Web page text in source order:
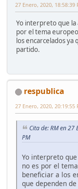
27 Enero, 2020, 18:58:39
Yo interpreto que la
por el tema
los encarcelados ya
partido.
respublica
27 Enero, 2020, 20:19:55
Cita de: RM en
PM
Yo interpreto
no es por el
beneficiar a los
que dependen